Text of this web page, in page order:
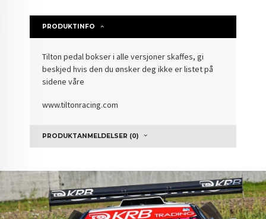
PRODUKTINFO
Tilton pedal bokser i alle versjoner skaffes, gi
beskjed hvis den du ønsker deg ikke er listet på
sidene våre
www.tiltonracing.com
PRODUKTANMELDELSER (0)